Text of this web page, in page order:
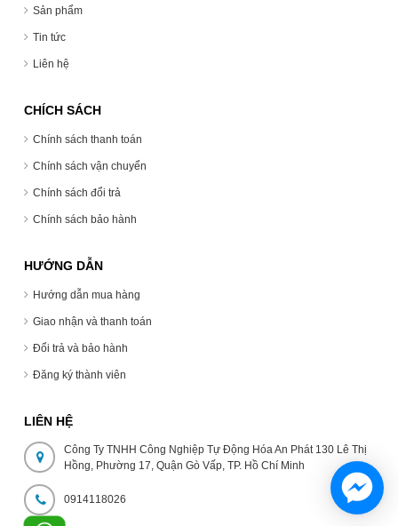
Sản phẩm
Tin tức
Liên hệ
CHÍCH SÁCH
Chính sách thanh toán
Chính sách vận chuyển
Chính sách đổi trả
Chính sách bảo hành
HƯỚNG DẪN
Hướng dẫn mua hàng
Giao nhận và thanh toán
Đổi trả và bảo hành
Đăng ký thành viên
LIÊN HỆ
Công Ty TNHH Công Nghiệp Tự Động Hóa An Phát 130 Lê Thị
Hồng, Phường 17, Quận Gò Vấp, TP. Hồ Chí Minh
0914118026